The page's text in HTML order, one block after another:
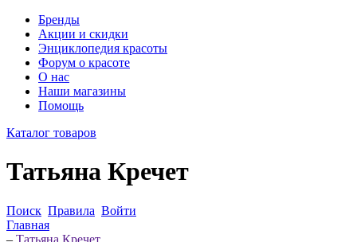
Бренды
Акции и скидки
Энциклопедия красоты
Форум о красоте
О нас
Наши магазины
Помощь
Каталог товаров
Татьяна Кречет
Поиск Правила Войти
Главная
– Татьяна Кречет